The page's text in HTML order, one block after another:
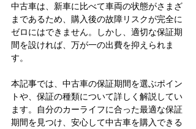
中古車は、新車に比べて車両の状態がさまざ
まであるため、購入後の故障リスクが完全に
ゼロにはできません。しかし、適切な保証期
間を設ければ、万が一の出費を抑えられま
す。
本記事では、中古車の保証期間を選ぶポイン
トや、保証の種類について詳しく解説してい
ます。自分のカーライフに合った最適な保証
期間を見つけ、安心して中古車を購入できる